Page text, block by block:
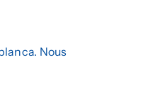
Nous